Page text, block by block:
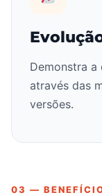
Demonstra
através das
versões.
03 —